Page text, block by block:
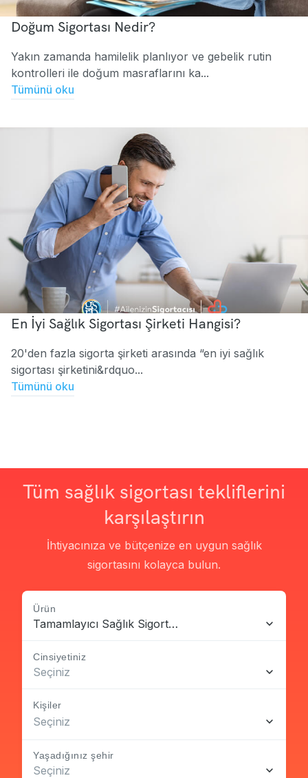
Doğum Sigortası Nedir?
Yakın zamanda hamilelik planlıyor ve gebelik rutin
kontrolleri ile doğum masraflarını ka...
Tümünü oku
En İyi Sağlık Sigortası Şirketi Hangisi?
20'den fazla sigorta şirketi arasında “en iyi sağlık
sigortası şirketini&rdquo...
Tümünü oku
Tüm sağlık sigortası tekliflerini
karşılaştırın
İhtiyacınıza ve bütçenize en uygun sağlık
sigortasını kolayca bulun.
Ürün
Tamamlayıcı Sağlık Sigortası
Cinsiyetiniz
Seçiniz
Kişiler
Seçiniz
Yaşadığınız şehir
Seçiniz